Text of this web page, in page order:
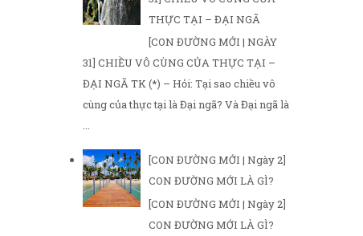
THỰC TẠI – ĐẠI NGÃ
[CON ĐƯỜNG MỚI | NGÀY
31] CHIỀU VÔ CÙNG CỦA THỰC TẠI –
ĐẠI NGÃ TK (*) – Hỏi: Tại sao chiều vô
cùng của thực tại là Đại ngã? Và Đại ngã là
...
[CON ĐƯỜNG MỚI | Ngày 2]
CON ĐƯỜNG MỚI LÀ GÌ?
[CON ĐƯỜNG MỚI | Ngày 2]
CON ĐƯỜNG MỚI LÀ GÌ?